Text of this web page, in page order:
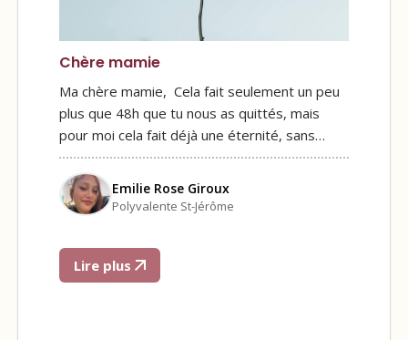
Chère mamie
Ma chère mamie, Cela fait seulement un peu
plus que 48h que tu nous as quittés, mais
pour moi cela fait déjà une éternité, sans…
Emilie Rose Giroux
Polyvalente St-Jérôme
Lire plus